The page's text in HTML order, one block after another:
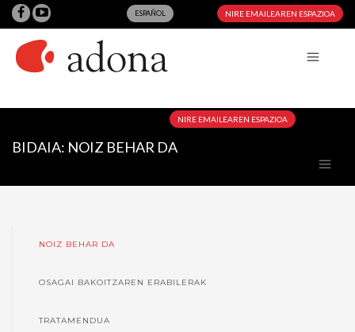
ESPAÑOL NIRE EMAILEAREN ESPAZIOA
NIRE EMAILEAREN ESPAZIOA
BIDAIA: NOIZ BEHAR DA
NOIZ BEHAR DA
OSAGAI BAKOITZAREN ERABILERAK
TRATAMENDUA